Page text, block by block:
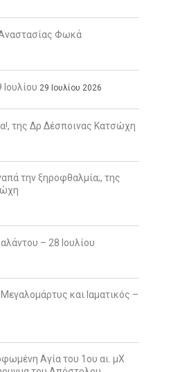
Αναστασίας Φωκά
29 Ιουλίου 2026
της Δρ Δέσποινας Κατσώχη
την ξηροφθαλμία;, της
– 28 Ιουλίου
και Ιαματικός –
Αγία του 1ου αι. μΧ